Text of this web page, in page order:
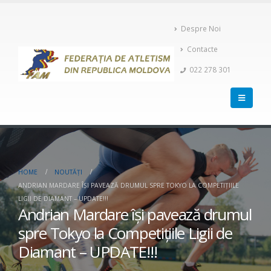
Despre Noi
Contacte
022 278 301
HOME
NOUTĂȚI
ANDRIAN MARDARE ÎȘI PAVEAZĂ DRUMUL SPRE TOKYO LA COMPETIȚIILE
LIGII DE DIAMANT – UPDATE!!!
Andrian Mardare își pavează drumul
spre Tokyo la Competițiile Ligii de
Diamant – UPDATE!!!